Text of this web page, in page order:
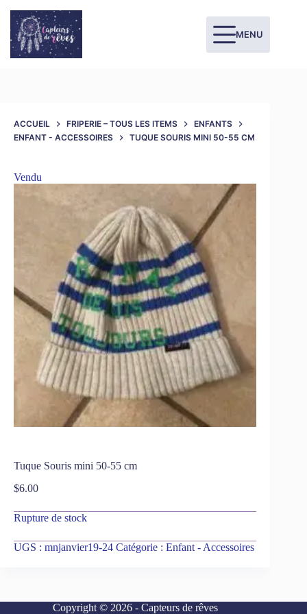
MENU
ACCUEIL FRIPERIE – TOUS LES ITEMS
ENFANTS
ENFANT - ACCESSOIRES
TUQUE SOURIS MINI 50-55 CM
Vendu
Tuque Souris mini 50-55 cm
$6.00
Rupture de stock
UGS : mnjanvier19-24 Catégorie : Enfant - Accessoires
Copyright © 2026 - Capteurs de rêves